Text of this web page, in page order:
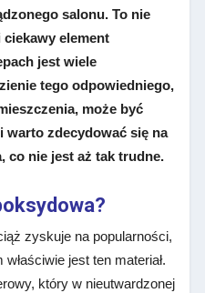
salonu. To nie
element
jest wiele
tego odpowiedniego,
może być
warto zdecydować się na
co nie jest aż tak trudne.
zyskuje na popularności,
jest ten materiał.
który w nieutwardzonej